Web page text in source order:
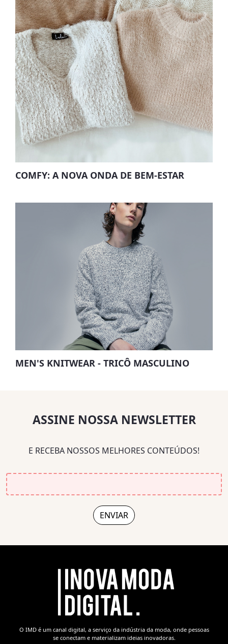
COMFY: A NOVA ONDA DE BEM-ESTAR
MEN'S KNITWEAR - TRICÔ MASCULINO
ASSINE NOSSA NEWSLETTER
E RECEBA NOSSOS MELHORES CONTEÚDOS!
O IMD é um canal digital, a serviço da indústria da moda, onde pessoas
se conectam e materializam ideias inovadoras.